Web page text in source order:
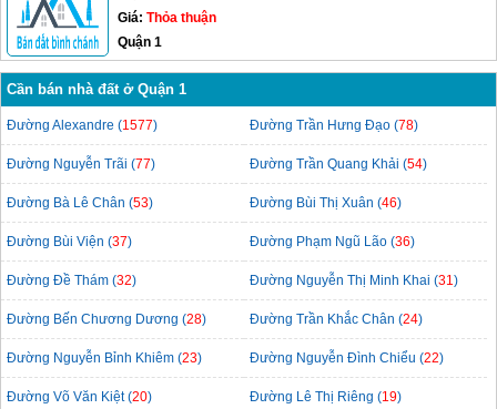
Giá: Thỏa thuận
Quận 1
Cần bán nhà đất ở Quận 1
Đường Alexandre (1577) Đường Trần Hưng Đạo (78)
Đường Nguyễn Trãi (77) Đường Trần Quang Khải (54)
Đường Bà Lê Chân (53) Đường Bùi Thị Xuân (46)
Đường Bùi Viện (37) Đường Phạm Ngũ Lão (36)
Đường Đề Thám (32) Đường Nguyễn Thị Minh Khai (31)
Đường Bến Chương Dương (28) Đường Trần Khắc Chân (24)
Đường Nguyễn Bỉnh Khiêm (23) Đường Nguyễn Đình Chiểu (22)
Đường Võ Văn Kiệt (20) Đường Lê Thị Riêng (19)